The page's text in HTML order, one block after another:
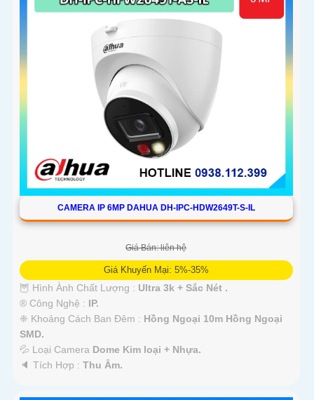
CAMERA IP 6MP DAHUA DH-IPC-HDW2649T-S-IL
Giá Bán: liên hệ
Giá Khuyến Mại: 5%-35%
🦉 Hình Ành Chất Lượng : Ultra 3k + Sắc Nét .
®️ Công Nghệ : IP.
❈ Khoảng Cách Ban Đêm : Hồng Ngoại 10m Hồng Ngoại
SMD.
💦 Loại Camera Dome Kim loại + Nhựa.
️🔈 Tích Hợp : Thu Âm.